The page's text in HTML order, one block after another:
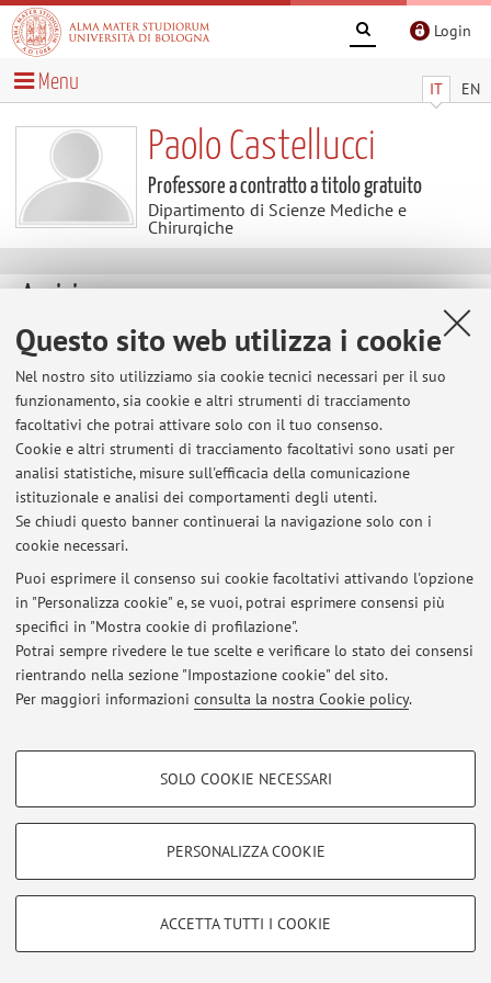
Questo sito web utilizza i cookie
Nel nostro sito utilizziamo sia cookie tecnici necessari per il suo
funzionamento, sia cookie e altri strumenti di tracciamento
facoltativi che potrai attivare solo con il tuo consenso.
Cookie e altri strumenti di tracciamento facoltativi sono usati per
analisi statistiche, misure sull'efficacia della comunicazione
istituzionale e analisi dei comportamenti degli utenti.
Se chiudi questo banner continuerai la navigazione solo con i
cookie necessari.
Puoi esprimere il consenso sui cookie facoltativi attivando l'opzione
in "Personalizza cookie" e, se vuoi, potrai esprimere consensi più
specifici in "Mostra cookie di profilazione".
Potrai sempre rivedere le tue scelte e verificare lo stato dei consensi
rientrando nella sezione "Impostazione cookie" del sito.
Per maggiori informazioni consulta la nostra Cookie policy.
COOKIE DI PROFILAZIONE - FACOLTATIVI
COOKIE TECNICI - NECESSARI
Si tratta di cookie tecnici utilizzati, a titolo esemplificativo, per il corretto
SOLO COOKIE NECESSARI
PERSONALIZZA COOKIE
ACCETTA TUTTI I COOKIE
Login
IT EN
Menu
Paolo Castellucci
Professore a contratto a titolo gratuito
Dipartimento di Scienze Mediche e
Chirurgiche
Avvisi
Al momento non sono presenti avvisi.
Area riservata
Accedi tramite login per gestire tutti i contenuti del sito.
© 2026 - ALMA MATER STUDIORUM - Università di Bologna - Via
Privacy|Note legali|Impostazioni Cookie